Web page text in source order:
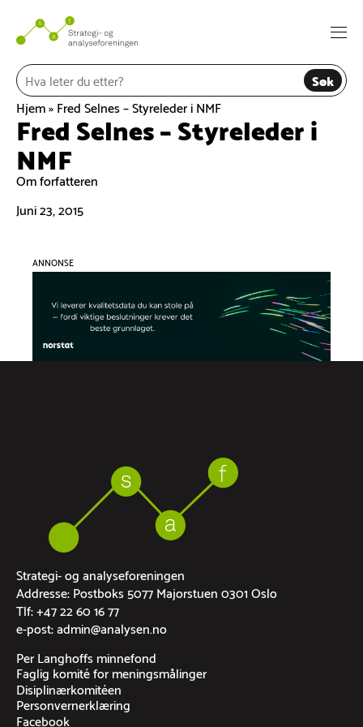
innhold
Søk
Hjem»Fred Selnes – Styreleder i NMF
Fred Selnes – Styreleder i
NMF
Om forfatteren
Juni 23, 2015
ANNONSE
Strategi- og analyseforeningen
Addresse: Postboks 5077 Majorstuen 0301 Oslo
Tlf: +47 22 60 16 77
e-post: admin@analysen.no
Per Langhoffs minnefond
Faglig komité for meningsmålinger
Disiplinærkomitéen
Personvernerklæring
Facebook